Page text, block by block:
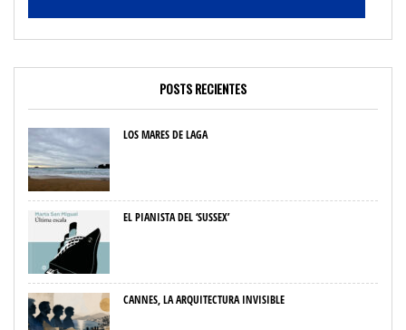
POSTS RECIENTES
LOS MARES DE LAGA
EL PIANISTA DEL ‘SUSSEX’
CANNES, LA ARQUITECTURA INVISIBLE